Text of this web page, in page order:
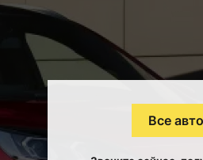
Все